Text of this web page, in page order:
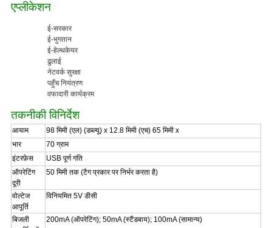
एप्लीकेशन
ई-सरकार
ई-भुगतान
ई-हेल्थकेयर
ढुलाई
नेटवर्क सुरक्षा
पहुँच नियंत्रण
वफादारी कार्यक्रम
तकनीकी विनिर्देश
आयाम
98 मिमी (एल) (डब्ल्यू) x 12.8 मिमी (एच) 65 मिमी x
भार
70 ग्राम
इंटरफ़ेस
USB पूर्ण गति
ऑपरेटिंग
दूरी
50 मिमी तक (टैग प्रकार पर निर्भर करता है)
वोल्टेज
आपूर्ति
विनियमित 5V डीसी
बिजली
200mA (ऑपरेटिंग); 50mA (स्टैंडबाय); 100mA (सामान्य)